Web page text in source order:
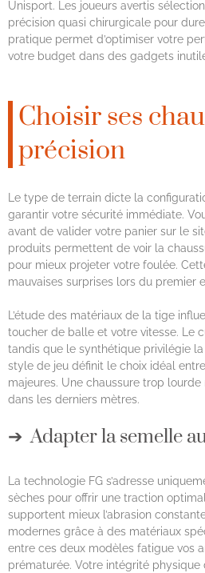
Unisport. Les joueurs avertis
précision quasi chirurgicale pour
pratique permet d’optimiser votre
votre budget dans des gadgets
Choisir ses
précision
Le type de terrain dicte la
garantir votre sécurité immédiate.
avant de valider votre panier sur le
produits permettent de voir la
pour mieux projeter votre foulée.
mauvaises surprises lors du premier
L’étude des matériaux de la tige
toucher de balle et votre vitesse. Le
tandis que le synthétique privilégie
style de jeu définit le choix idéal
majeures. Une chaussure trop
dans les derniers mètres.
Adapter la semelle
La technologie FG s’adresse
sèches pour offrir une traction
supportent mieux l’abrasion
modernes grâce à des matériaux
entre ces deux modèles fatigue vos
prématurée. Votre intégrité